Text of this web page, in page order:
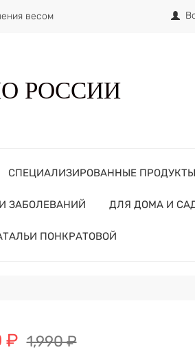
весом
РОССИИ
СПЕЦИАЛИЗИРОВАННЫЕ ПРОДУКТЫ
ЗАБОЛЕВАНИЙ ДЛЯ ДОМА И
ПОНКРАТОВОЙ
₽ 1,990 ₽